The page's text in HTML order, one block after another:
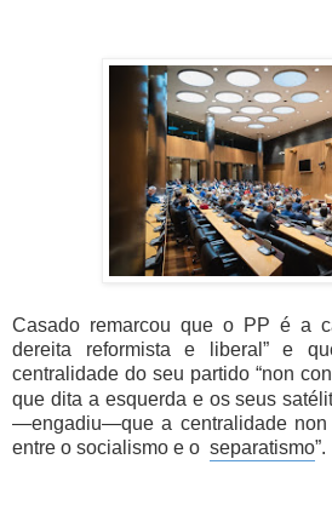
Casado remarcou que o PP é a
dereita reformista e liberal” e
centralidade do seu partido “non
que dita a esquerda e os seus
—engadiu—que a centralidade non
entre o socialismo e o separatismo”.